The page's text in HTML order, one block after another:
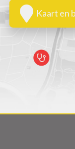
Kaart en